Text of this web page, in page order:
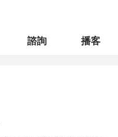
諮詢 播客